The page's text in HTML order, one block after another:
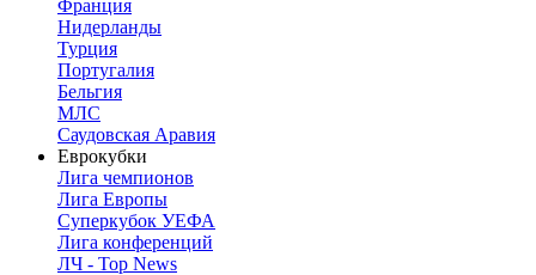
Франция
Нидерланды
Турция
Португалия
Бельгия
МЛС
Саудовская Аравия
Еврокубки
Лига чемпионов
Лига Европы
Суперкубок УЕФА
Лига конференций
ЛЧ - Top News